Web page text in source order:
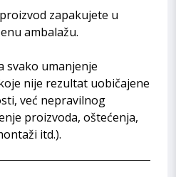
zapakujete u
ambalažu.
svako umanjenje
nije rezultat uobičajene
već nepravilnog
proizvoda, oštećenja,
itd.).